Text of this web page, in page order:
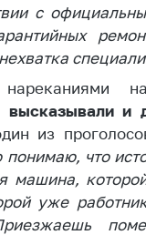
с
высказывали и
из
понимаю, что
машина,
уже